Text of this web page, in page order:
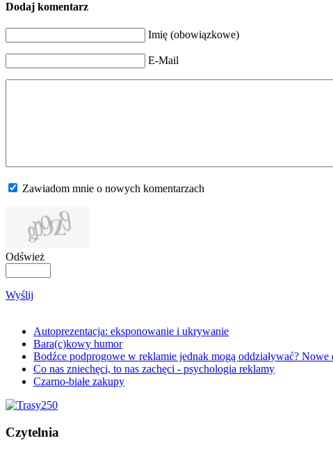
Dodaj komentarz
Imię (obowiązkowe)
E-Mail
Zawiadom mnie o nowych komentarzach
Odśwież
Wyślij
Autoprezentacja: eksponowanie i ukrywanie
Bara(c)kowy humor
Bodźce podprogowe w reklamie jednak mogą oddziaływać?
Co nas zniechęci, to nas zachęci - psychologia reklamy
Czarno-białe zakupy
Czytelnia